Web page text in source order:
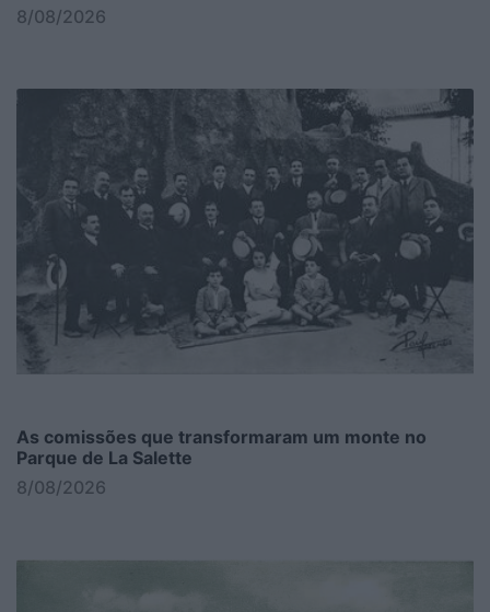
8/08/2026
As comissões que transformaram um monte no
Parque de La Salette
8/08/2026